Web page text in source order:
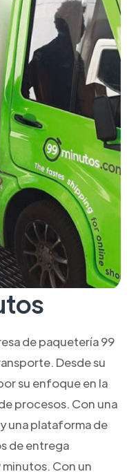
de paquetería 99
Desde su
su enfoque en la
procesos. Con una
una plataforma de
de entrega
Con un